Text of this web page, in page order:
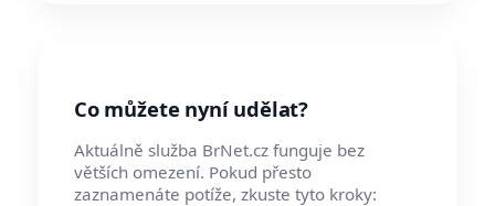
Co můžete nyní udělat?
Aktuálně služba BrNet.cz funguje bez
větších omezení. Pokud přesto
zaznamenáte potíže, zkuste tyto kroky: